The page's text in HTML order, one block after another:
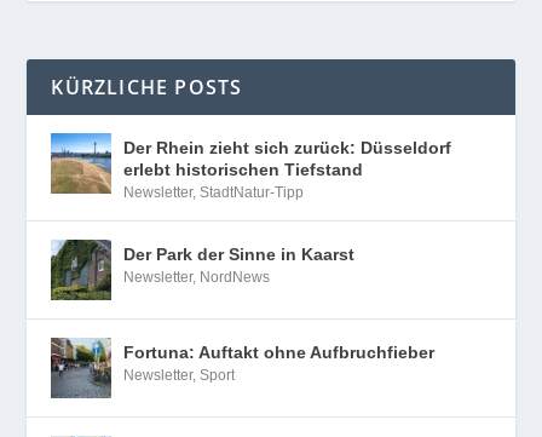
KÜRZLICHE POSTS
Der Rhein zieht sich zurück: Düsseldorf
erlebt historischen Tiefstand
Newsletter,StadtNatur-Tipp
Der Park der Sinne in Kaarst
Newsletter, NordNews
Fortuna: Auftakt ohne Aufbruchfieber
Newsletter,Sport